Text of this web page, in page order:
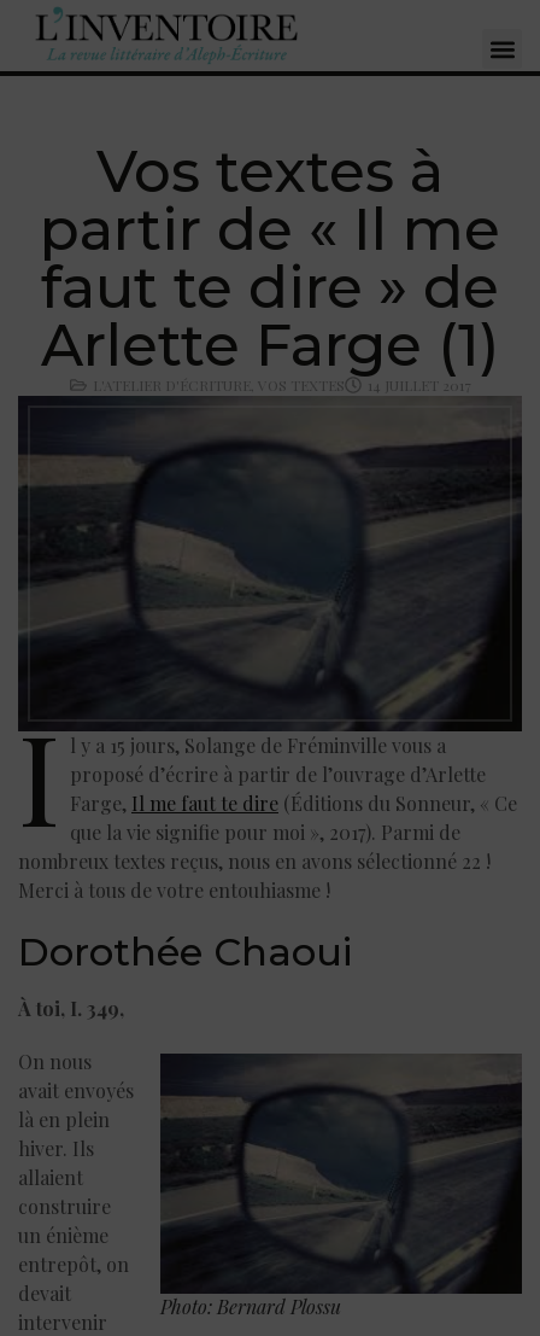
Vos textes à
partir de « Il me
faut te dire » de
Arlette Farge (1)
L'ATELIER D'ÉCRITURE VOS TEXTES 14 JUILLET 2017
I l y a 15 jours, Solange de Fréminville vous a
proposé d’écrire à partir de l’ouvrage d’Arlette
Farge, Il me faut te dire (Éditions du Sonneur, « Ce
que la vie signifie pour moi », 2017). Parmi de
nombreux textes reçus, nous en avons sélectionné 22 !
Merci à tous de votre entouhiasme !
Dorothée Chaoui ‪
À toi, I. 349,
Photo: Bernard Plossu
On nous
avait envoyés
là en plein
hiver. Ils
allaient
construire
un énième
entrepôt, on
devait
intervenir